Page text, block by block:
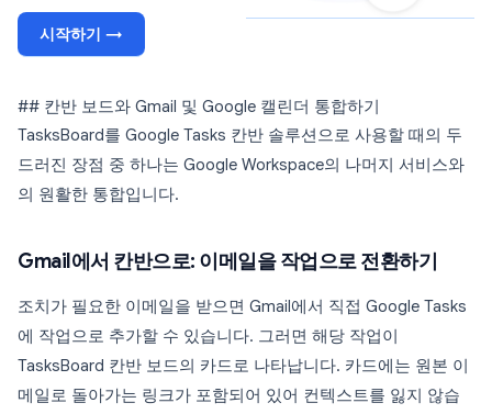
시작하기 →
## 칸반 보드와 Gmail 및 Google 캘린더 통합하기
TasksBoard를 Google Tasks 칸반 솔루션으로 사용할 때의 두
드러진 장점 중 하나는 Google Workspace의 나머지 서비스와
의 원활한 통합입니다.
Gmail에서 칸반으로: 이메일을 작업으로 전환하기
조치가 필요한 이메일을 받으면 Gmail에서 직접 Google Tasks
에 작업으로 추가할 수 있습니다. 그러면 해당 작업이
TasksBoard 칸반 보드의 카드로 나타납니다. 카드에는 원본 이
메일로 돌아가는 링크가 포함되어 있어 컨텍스트를 잃지 않습